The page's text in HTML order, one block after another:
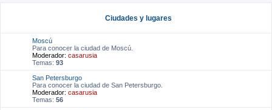
Ciudades y lugares
Moscú
Para conocer la ciudad de Moscú.
Moderador: casarusia
Temas: 93
San Petersburgo
Para conocer la ciudad de San Petersburgo.
Moderador: casarusia
Temas: 56